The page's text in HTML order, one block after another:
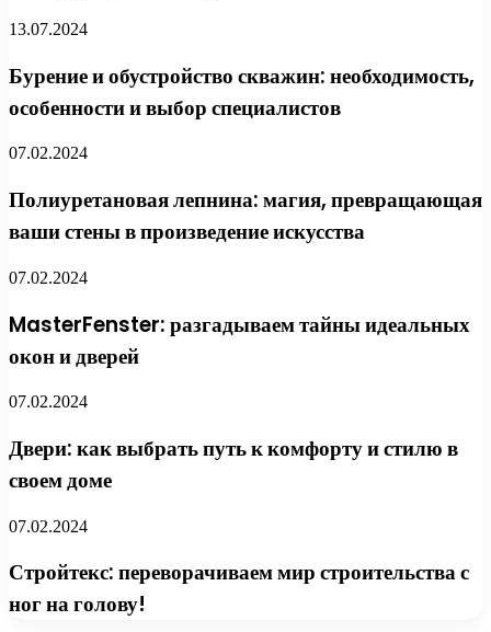
13.07.2024
Бурение и обустройство скважин: необходимость,
особенности и выбор специалистов
07.02.2024
Полиуретановая лепнина: магия, превращающая
ваши стены в произведение искусства
07.02.2024
MasterFenster: разгадываем тайны идеальных
окон и дверей
07.02.2024
Двери: как выбрать путь к комфорту и стилю в
своем доме
07.02.2024
Стройтекс: переворачиваем мир строительства с
ног на голову!